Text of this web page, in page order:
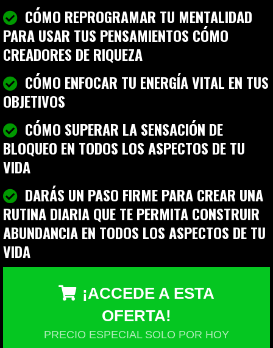
CÓMO REPROGRAMAR TU MENTALIDAD
PARA USAR TUS PENSAMIENTOS CÓMO
CREADORES DE RIQUEZA
CÓMO ENFOCAR TU ENERGÍA VITAL EN TUS
OBJETIVOS
CÓMO SUPERAR LA SENSACIÓN DE
BLOQUEO EN TODOS LOS ASPECTOS DE TU
VIDA
DARÁS UN PASO FIRME PARA CREAR UNA
RUTINA DIARIA QUE TE PERMITA CONSTRUIR
ABUNDANCIA EN TODOS LOS ASPECTOS DE TU
VIDA
¡ACCEDE A ESTA
OFERTA!
PRECIO ESPECIAL SOLO POR HOY